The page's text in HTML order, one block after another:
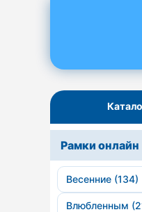
Рамки онлайн
Весенние (134)
Влюбленным